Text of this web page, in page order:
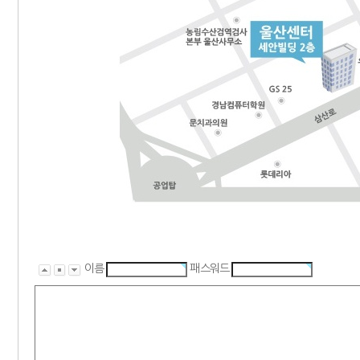
이름 패스워드